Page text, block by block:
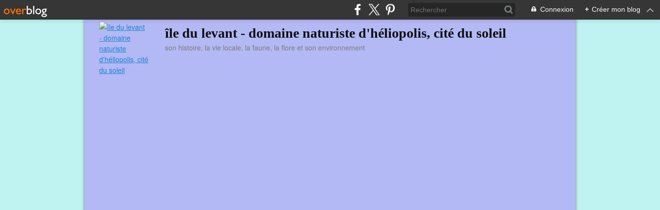
Connexion + Créer mon blog
île du levant - domaine naturiste d'héliopolis, cité du soleil
son histoire, la vie locale, la faune, la flore et son environnement